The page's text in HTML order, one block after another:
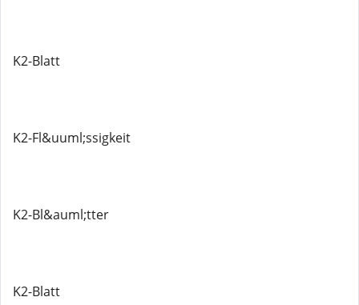
K2-Blatt
K2-Fl&uuml;ssigkeit
K2-Bl&auml;tter
K2-Blatt